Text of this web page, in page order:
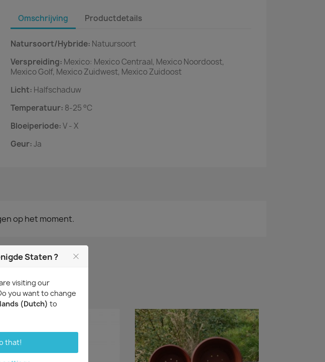
Omschrijving Productdetails
Natursoort/Hybride: Natuursoort
Verspreiding: Mexico: Mexico Centraal, Mexico Noordoost,
Mexico Golf, Mexico Zuidwest, Mexico Zuidoost
Licht: Halfschaduw
Temperatuur: 8-25 °C
Bloeiperiode:V - X
Geur:Ja
op het moment.
Staten ?
visiting our
you want to change
(Dutch) to
that!